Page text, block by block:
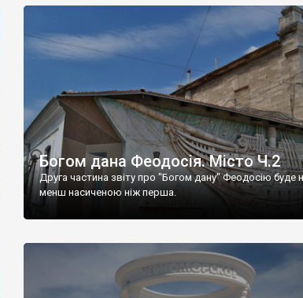
Богом дана Феодосія. Місто Ч.2
Друга частина звіту про "Богом дану" Феодосію буде
менш насиченою ніж перша.